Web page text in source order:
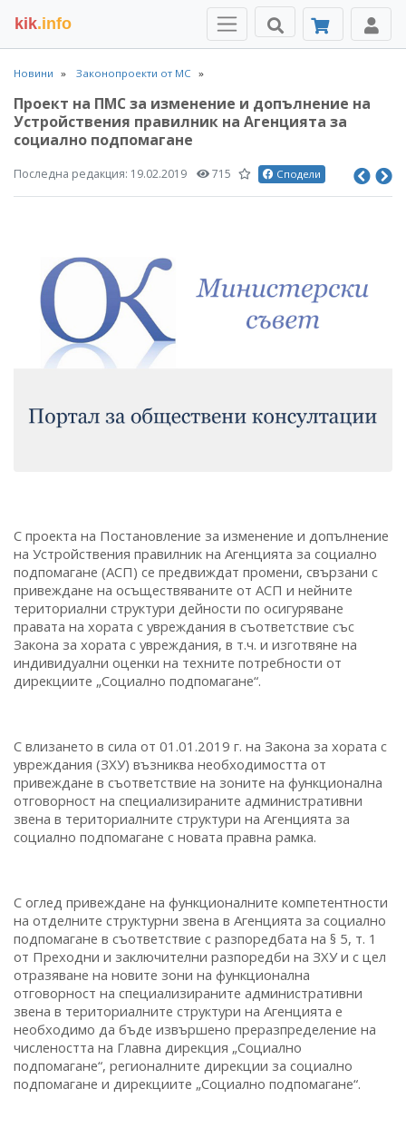
kik.info
Новини Законопроекти от МС
Проект на ПМС за изменение и допълнение на
Устройствения правилник на Агенцията за
социално подпомагане
Последна редакция: 19.02.2019 715 Сподели
С проекта на Постановление за изменение и допълнение
на Устройствения правилник на Агенцията за социално
подпомагане (АСП) се предвиждат промени, свързани с
привеждане на осъществяваните от АСП и нейните
териториални структури дейности по осигуряване
правата на хората с увреждания в съответствие със
Закона за хората с увреждания, в т.ч. и изготвяне на
индивидуални оценки на техните потребности от
дирекциите „Социално подпомагане“.
С влизането в сила от 01.01.2019 г. на Закона за хората с
увреждания (ЗХУ) възниква необходимостта от
привеждане в съответствие на зоните на функционална
отговорност на специализираните административни
звена в териториалните структури на Агенцията за
социално подпомагане с новата правна рамка.
С оглед привеждане на функционалните компетентности
на отделните структурни звена в Агенцията за социално
подпомагане в съответствие с разпоредбата на § 5, т. 1
от Преходни и заключителни разпоредби на ЗХУ и с цел
отразяване на новите зони на функционална
отговорност на специализираните административни
звена в териториалните структури на Агенцията е
необходимо да бъде извършено преразпределение на
числеността на Главна дирекция „Социално
подпомагане“, регионалните дирекции за социално
подпомагане и дирекциите „Социално подпомагане“.